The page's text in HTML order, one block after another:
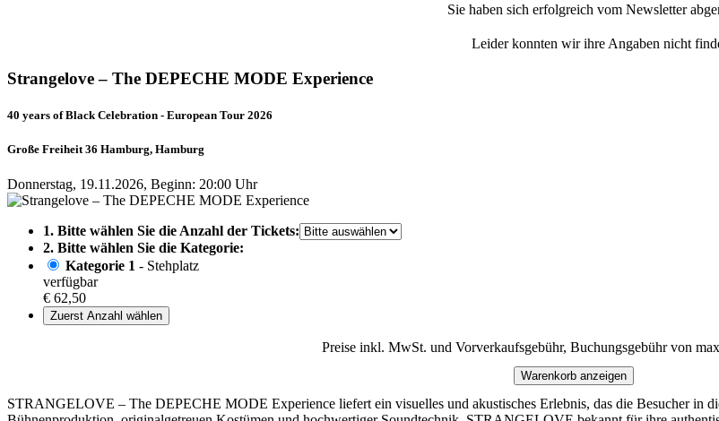
Sie haben sich erfolgreich vom Newsletter
Leider konnten wir ihre Angaben nicht
Strangelove – The DEPECHE MODE Experience
40 years of Black Celebration - European Tour 2026
Große Freiheit 36 Hamburg, Hamburg
Donnerstag, 19.11.2026, Beginn: 20:00 Uhr
1. Bitte wählen Sie die Anzahl der Tickets:
2. Bitte wählen Sie die Kategorie:
Kategorie 1 - Stehplatz
verfügbar
€ 62,50
Zuerst Anzahl wählen
Preise inkl. MwSt. und Vorverkaufsgebühr, Buchungsgebühr von
Warenkorb anzeigen
STRANGELOVE – The DEPECHE MODE Experience liefert ein visuelles und akustisches Erlebnis, das die Besucher in